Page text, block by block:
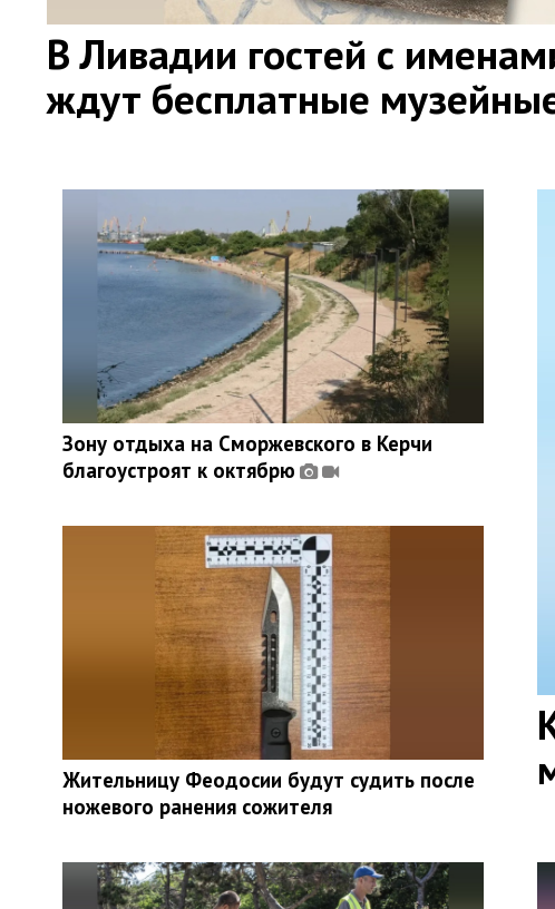
В Ливадии гостей с
ждут бесплатные
Зону отдыха на Сморжевского в Керчи
благоустроят к октябрю
Жительницу Феодосии будут судить после
ножевого ранения сожителя